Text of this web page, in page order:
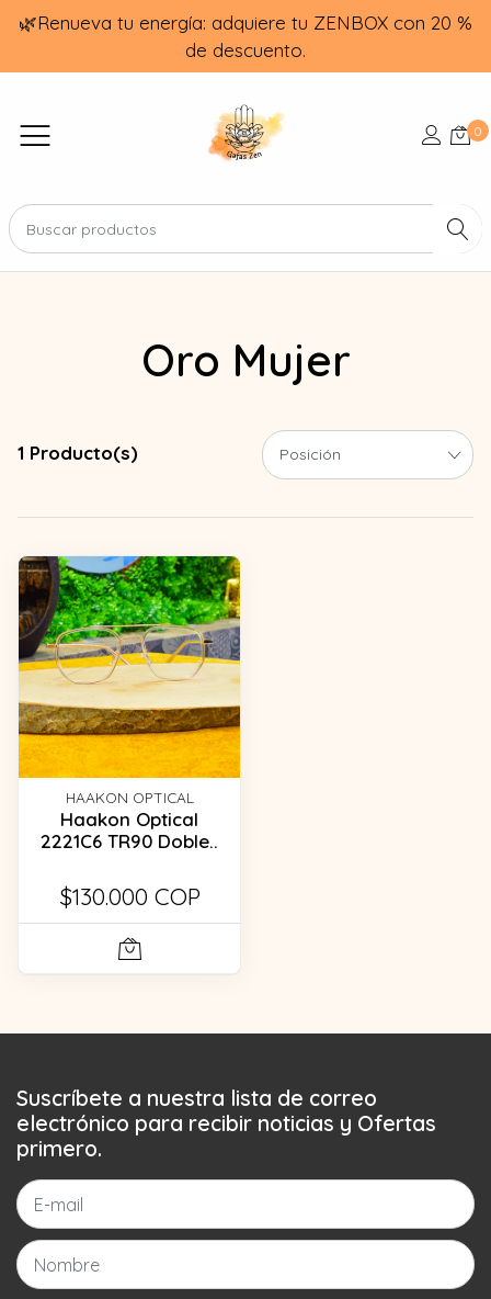
🌿Renueva tu energía: adquiere tu ZENBOX con 20 %
de descuento.
0
Oro Mujer
1 Producto(s)
HAAKON OPTICAL
Haakon Optical
2221C6 TR90 Doble..
$130.000 COP
Suscríbete a nuestra lista de correo
electrónico para recibir noticias y Ofertas
primero.